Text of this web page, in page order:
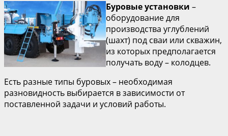
Буровые установки –
оборудование для
производства углублений
(шахт) под сваи или скважин,
из которых предполагается
получать воду – колодцев.
Есть разные типы буровых – необходимая
разновидность выбирается в зависимости от
поставленной задачи и условий работы.